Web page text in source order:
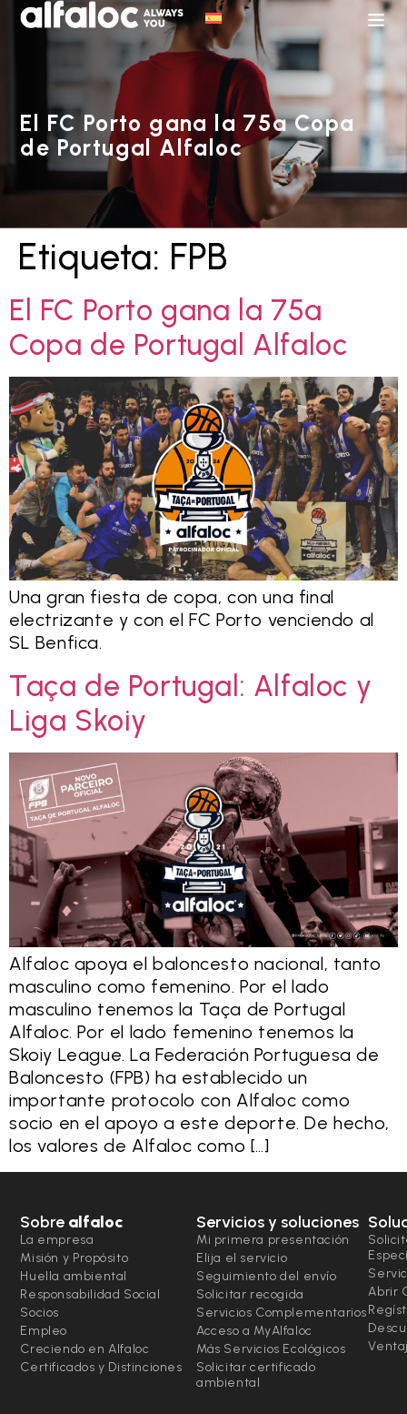
El FC Porto gana la 75ª Copa
de Portugal Alfaloc
Etiqueta: FPB
El FC Porto gana la 75ª
Copa de Portugal Alfaloc
Una gran fiesta de copa, con una final
electrizante y con el FC Porto venciendo al
SL Benfica.
Taça de Portugal: Alfaloc y
Liga Skoiy
Alfaloc apoya el baloncesto nacional, tanto
masculino como femenino. Por el lado
masculino tenemos la Taça de Portugal
Alfaloc. Por el lado femenino tenemos la
Skoiy League. La Federación Portuguesa de
Baloncesto (FPB) ha establecido un
importante protocolo con Alfaloc como
socio en el apoyo a este deporte. De hecho,
los valores de Alfaloc como […]
Sobre alfaloc
La empresa
Misión y Propósito
Huella ambiental
Responsabilidad Social
Socios
Empleo
Creciendo en Alfaloc
Certificados y Distinciones
Servicios y soluciones
Mi primera presentación
Elija el servicio
Seguimiento del envío
Solicitar recogida
Servicios Complementarios
Acceso a MyAlfaloc
Más Servicios Ecológicos
Solicitar certificado
ambiental
Abrir